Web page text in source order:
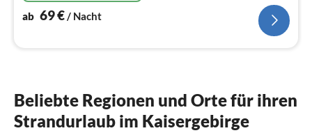
ab 69€/ Nacht
Beliebte Regionen und Orte für ihren
Strandurlaub im Kaisergebirge